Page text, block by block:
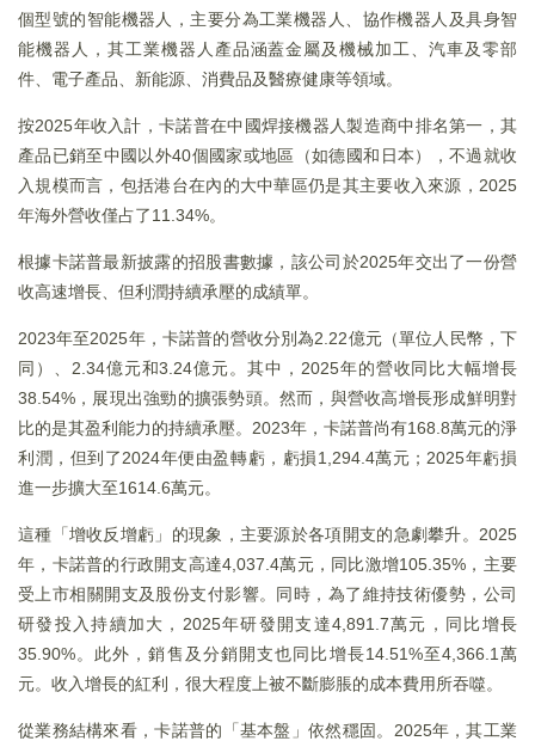
個型號的智能機器人，主要分為工業機器人、協作機器人及具身智
能機器人，其工業機器人產品涵蓋金屬及機械加工、汽車及零部
件、電子產品、新能源、消費品及醫療健康等領域。
按2025年收入計，卡諾普在中國焊接機器人製造商中排名第一，其
產品已銷至中國以外40個國家或地區（如德國和日本），不過就收
入規模而言，包括港台在內的大中華區仍是其主要收入來源，2025
年海外營收僅占了11.34%。
根據卡諾普最新披露的招股書數據，該公司於2025年交出了一份營
收高速增長、但利潤持續承壓的成績單。
2023年至2025年，卡諾普的營收分別為2.22億元（單位人民幣，下
同）、2.34億元和3.24億元。其中，2025年的營收同比大幅增長
38.54%，展現出強勁的擴張勢頭。然而，與營收高增長形成鮮明對
比的是其盈利能力的持續承壓。2023年，卡諾普尚有168.8萬元的淨
利潤，但到了2024年便由盈轉虧，虧損1,294.4萬元；2025年虧損
進一步擴大至1614.6萬元。
這種「增收反增虧」的現象，主要源於各項開支的急劇攀升。2025
年，卡諾普的行政開支高達4,037.4萬元，同比激增105.35%，主要
受上市相關開支及股份支付影響。同時，為了維持技術優勢，公司
研發投入持續加大，2025年研發開支達4,891.7萬元，同比增長
35.90%。此外，銷售及分銷開支也同比增長14.51%至4,366.1萬
元。收入增長的紅利，很大程度上被不斷膨脹的成本費用所吞噬。
從業務結構來看，卡諾普的「基本盤」依然穩固。2025年，其工業